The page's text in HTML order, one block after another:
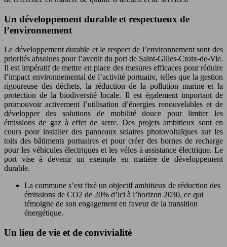
Un développement durable et respectueux de
l’environnement
Le développement durable et le respect de l’environnement sont des
priorités absolues pour l’avenir du port de Saint-Gilles-Croix-de-Vie.
Il est impératif de mettre en place des mesures efficaces pour réduire
l’impact environnemental de l’activité portuaire, telles que la gestion
rigoureuse des déchets, la réduction de la pollution marine et la
protection de la biodiversité locale. Il est également important de
promouvoir activement l’utilisation d’énergies renouvelables et de
développer des solutions de mobilité douce pour limiter les
émissions de gaz à effet de serre. Des projets ambitieux sont en
cours pour installer des panneaux solaires photovoltaïques sur les
toits des bâtiments portuaires et pour créer des bornes de recharge
pour les véhicules électriques et les vélos à assistance électrique. Le
port vise à devenir un exemple en matière de développement
durable.
La commune s’est fixé un objectif ambitieux de réduction des
émissions de CO2 de 20% d’ici à l’horizon 2030, ce qui
témoigne de son engagement en faveur de la transition
énergétique.
Un lieu de vie et de convivialité